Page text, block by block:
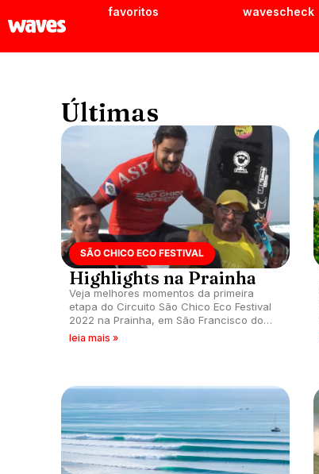
favoritos wavescheck
Últimas
SÃO CHICO ECO FESTIVAL
Highlights na Prainha
Veja melhores momentos da primeira
etapa do Circuito São Chico Eco Festival
2022 na Prainha, em São Francisco do
Sul (SC).
leia mais »